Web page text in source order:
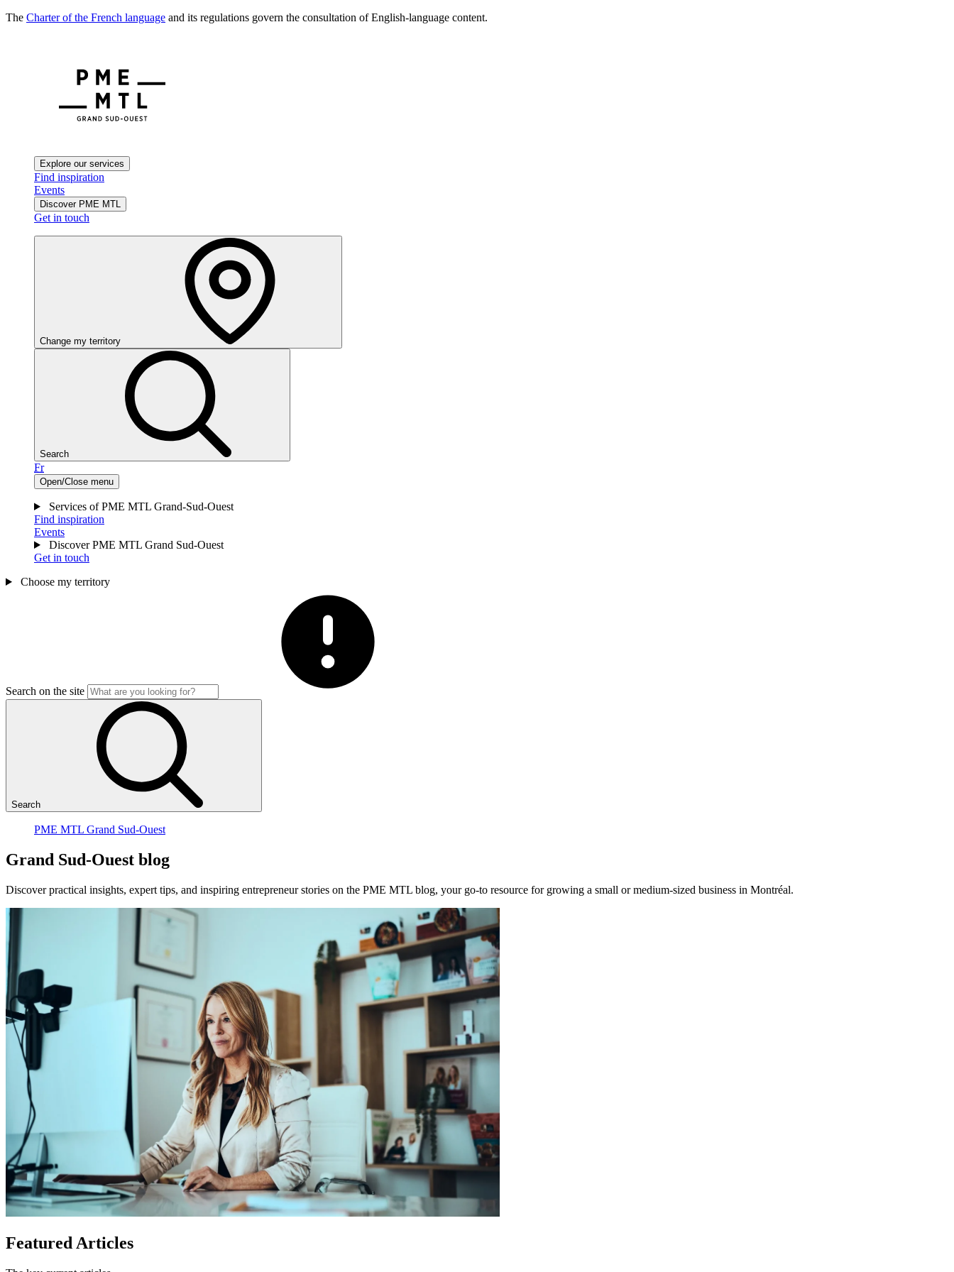
The Charter of the French language and its regulations govern the consultation of English-language content.
Explore our services
Find inspiration
Events
Discover PME MTL
Get in touch
Change my territory
Search
Fr
Open/Close menu
Services of PME MTL Grand-Sud-Ouest
Find inspiration
Events
Discover PME MTL Grand Sud-Ouest
Get in touch
Choose my territory
Search on the site
Search
PME MTL Grand Sud-Ouest
Grand Sud-Ouest blog
Discover practical insights, expert tips, and inspiring entrepreneur stories on the PME MTL blog, your go-to resource for growing a small or medium-sized business in Montréal.
Featured Articles